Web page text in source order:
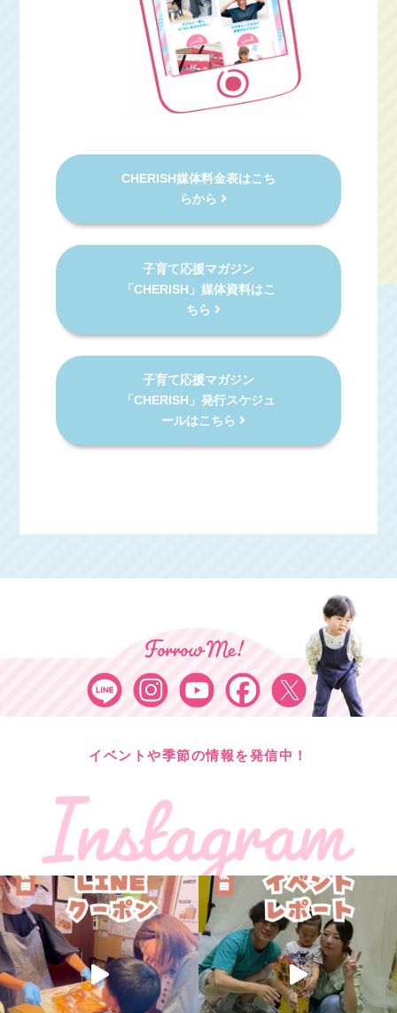
CHERISH媒体料金表はこち
らから
子育て応援マガジン
「CHERISH」媒体資料はこ
ちら
子育て応援マガジン
「CHERISH」発行スケジュ
ールはこちら
イベントや季節の情報を発信中！